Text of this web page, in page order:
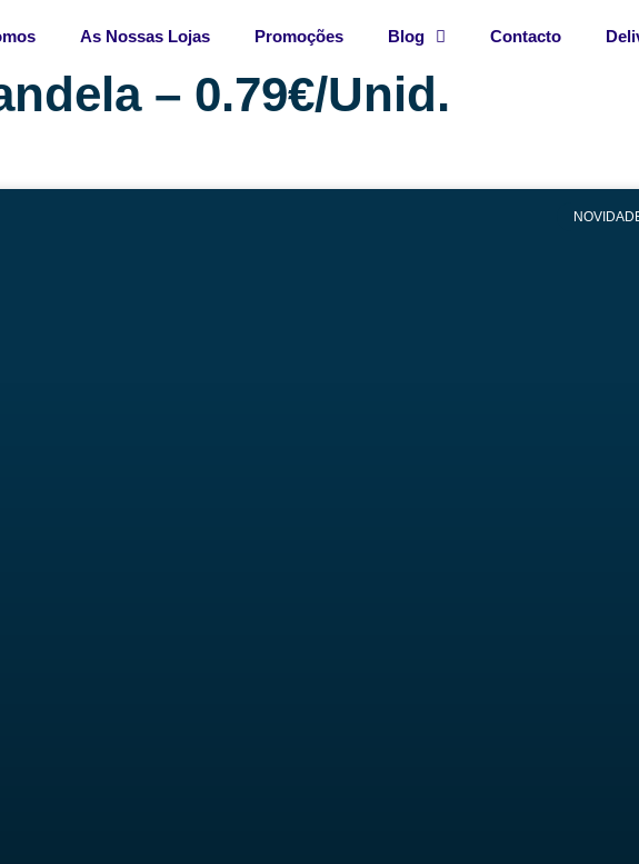
As Nossas Lojas Promoções Blog Contacto
– 0.79€/Unid.